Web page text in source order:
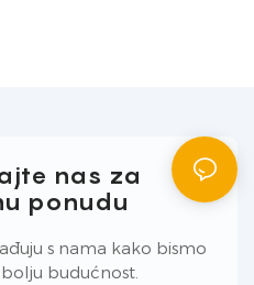
nas za
ponudu
s nama kako bismo
budućnost.